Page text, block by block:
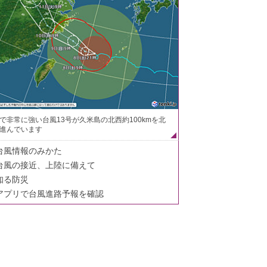
非常に強い台風13号が久米島の北西約100kmを北
んでいます
風情報のみかた
風の接近、上陸に備えて
る防災
プリで台風進路予報を確認